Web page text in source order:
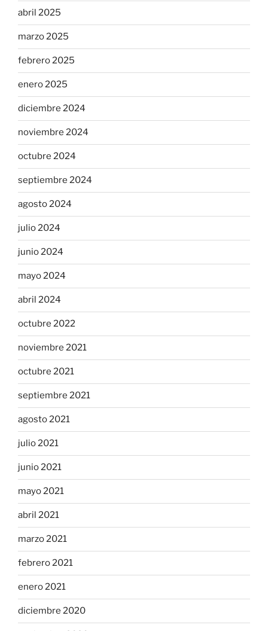
abril 2025
marzo 2025
febrero 2025
enero 2025
diciembre 2024
noviembre 2024
octubre 2024
septiembre 2024
agosto 2024
julio 2024
junio 2024
mayo 2024
abril 2024
octubre 2022
noviembre 2021
octubre 2021
septiembre 2021
agosto 2021
julio 2021
junio 2021
mayo 2021
abril 2021
marzo 2021
febrero 2021
enero 2021
diciembre 2020